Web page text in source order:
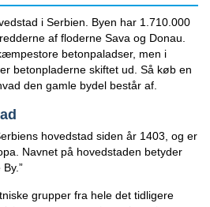
i Serbien. Byen har 1.710.000
af floderne Sava og Donau.
betonpaladser, men i
betonpladerne skiftet ud. Så køb en
den gamle bydel består af.
hovedstad siden år 1403, og er
Navnet på hovedstaden betyder
grupper fra hele det tidligere